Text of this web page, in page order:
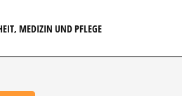
MEDIZIN UND PFLEGE